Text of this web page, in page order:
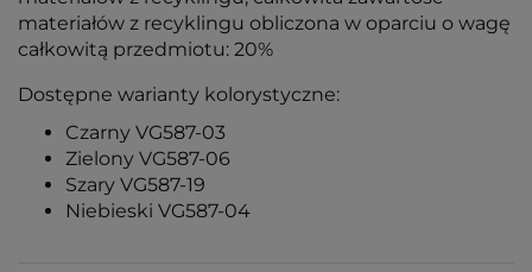
materiałów z recyklingu obliczona w oparciu o wagę
całkowitą przedmiotu: 20%
Dostępne warianty kolorystyczne:
Czarny VG587-03
Zielony VG587-06
Szary VG587-19
Niebieski VG587-04